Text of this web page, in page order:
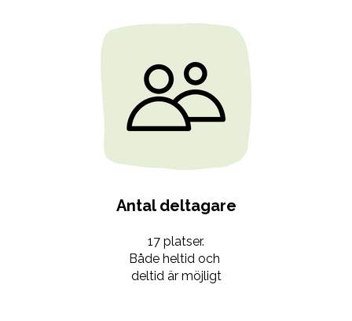
Antal deltagare
17 platser.
Både heltid och
deltid är möjligt